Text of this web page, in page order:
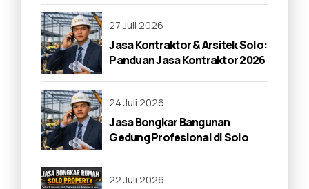
27 Juli 2026
Jasa Kontraktor & Arsitek Solo:
Panduan Jasa Kontraktor 2026
24 Juli 2026
Jasa Bongkar Bangunan
Gedung Profesional di Solo
22 Juli 2026